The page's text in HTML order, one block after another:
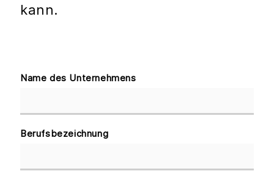
kann.
Name des Unternehmens
Berufsbezeichnung